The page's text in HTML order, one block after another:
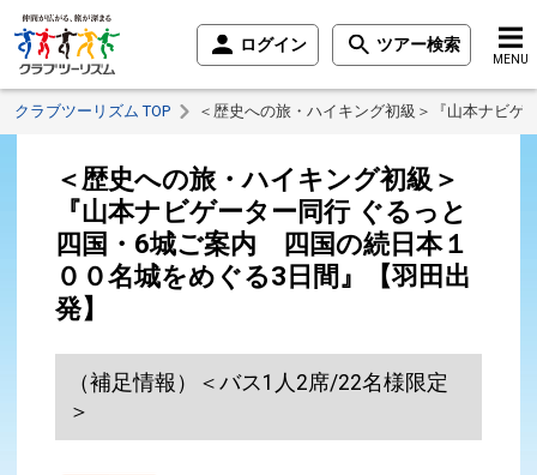
ログイン ツアー検索
MENU
クラブツーリズム TOP ＜歴史への旅・ハイキング初級＞『山本ナビ
＜歴史への旅・ハイキング初級＞
『山本ナビゲーター同行 ぐるっと
四国・6城ご案内 四国の続日本１
００名城をめぐる3日間』【羽田出
発】
（補足情報）＜バス1人2席/22名様限定
＞